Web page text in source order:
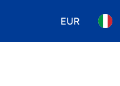
EUR
Scegli la